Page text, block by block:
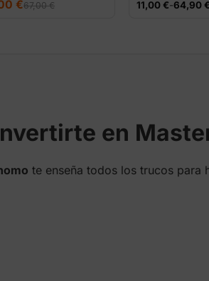
67,00€
€ 11,00€-64,90€
Rango
de
en
te enseña todos los trucos para